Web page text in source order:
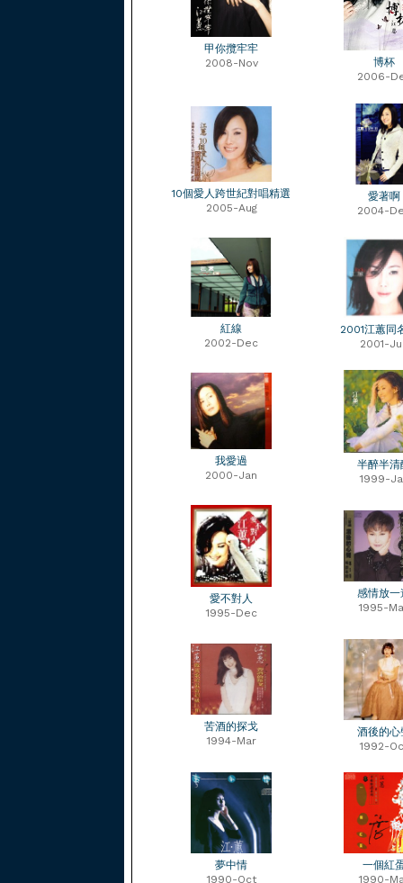
甲你攬牢牢
2008-Nov
博杯
2006-
10個愛人跨世紀對唱精選
2005-Aug
愛著啊
2004-
紅線
2002-Dec
2001江蕙同
2001-
我愛過
2000-Jan
半醉半清
1999-
愛不對人
1995-Dec
感情放一
1995-
苦酒的探戈
1994-Mar
酒後的心
1992-
夢中情
1990-Oct
一個紅
1990-